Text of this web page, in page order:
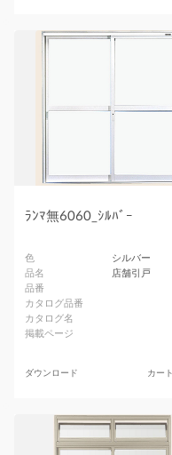
ﾗﾝﾏ無6060_ｼﾙﾊﾞｰ
色
シルバー
品名
店舗引戸
品番
カタログ品番
カタログ名
掲載ページ
ダウンロード カー